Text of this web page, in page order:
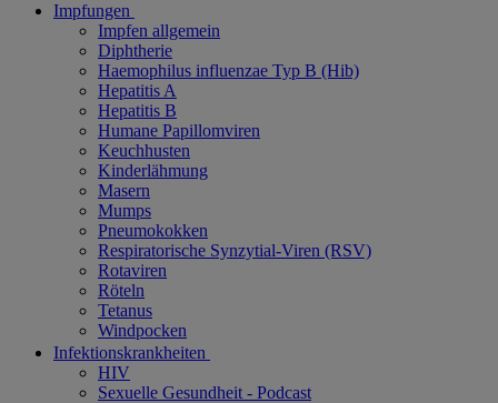
Impfungen
Impfen allgemein
Diphtherie
Haemophilus influenzae Typ B (Hib)
Hepatitis A
Hepatitis B
Humane Papillomviren
Keuchhusten
Kinderlähmung
Masern
Mumps
Pneumokokken
Respiratorische Synzytial-Viren (RSV)
Rotaviren
Röteln
Tetanus
Windpocken
Infektionskrankheiten
HIV
Sexuelle Gesundheit - Podcast